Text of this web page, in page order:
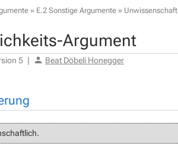
» E.2 Sonstige Argumente »
Argument
5 | Beat Döbeli Honegger